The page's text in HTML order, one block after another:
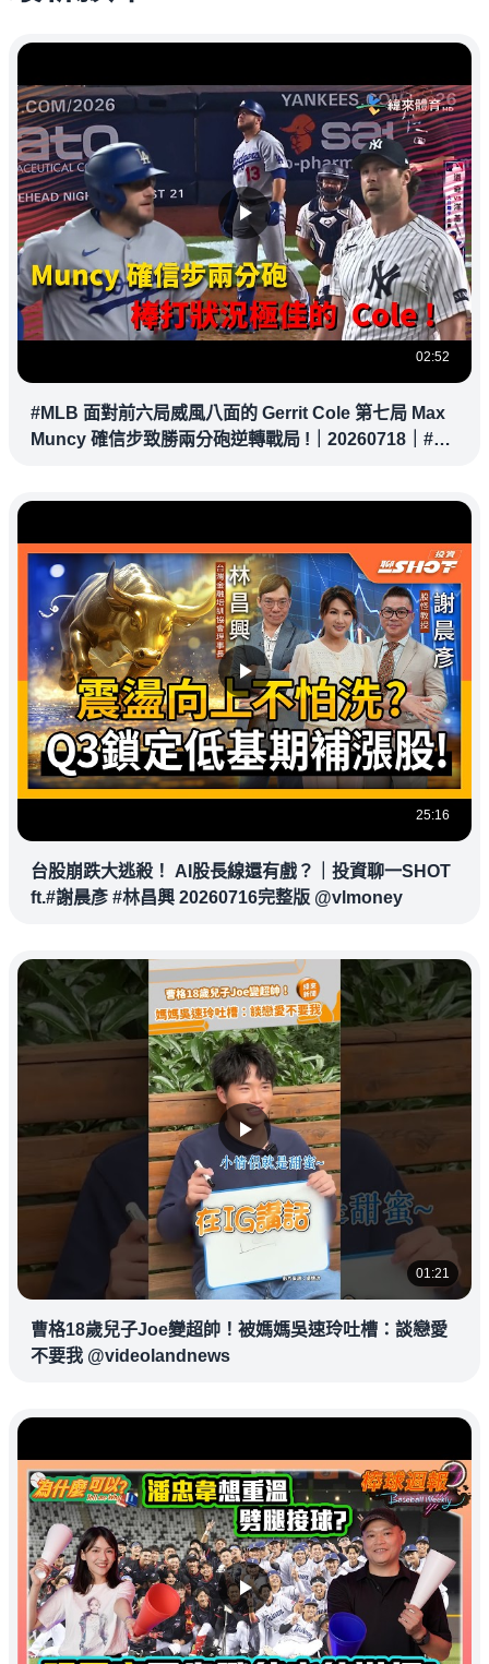
02:52
#MLB 面對前六局威風八面的 Gerrit Cole 第七局 Max
Muncy 確信步致勝兩分砲逆轉戰局 !｜20260718｜#洛
25:16
台股崩跌大逃殺！ AI股長線還有戲？｜投資聊一SHOT
ft.#謝晨彥 #林昌興 20260716完整版 @vlmoney
01:21
曹格18歲兒子Joe變超帥！被媽媽吳速玲吐槽：談戀愛
不要我 @videolandnews